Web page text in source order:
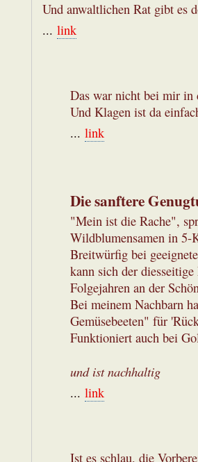
Und anwaltlichen Rat gibt es
... link
Das war nicht bei mir in
Und Klagen ist da
... link
Die sanftere
"Mein ist die Rache",
Wildblumensamen in 5-
Breitwürfig bei
kann sich der
Folgejahren an der
Bei meinem Nachbarn
Gemüsebeeten" für
Funktioniert auch bei
und ist nachhaltig
... link
Ist es schlau, die